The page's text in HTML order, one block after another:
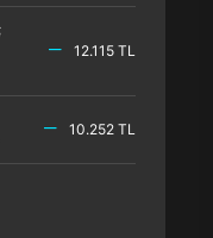
12.115 TL
10.252 TL